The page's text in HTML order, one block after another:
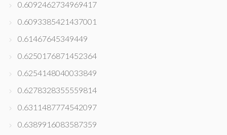
0.6092462734969417
0.6093385421437001
0.61467645349449
0.6250176871452364
0.6254148040033849
0.6278328355559814
0.6311487774542097
0.6389916083587359